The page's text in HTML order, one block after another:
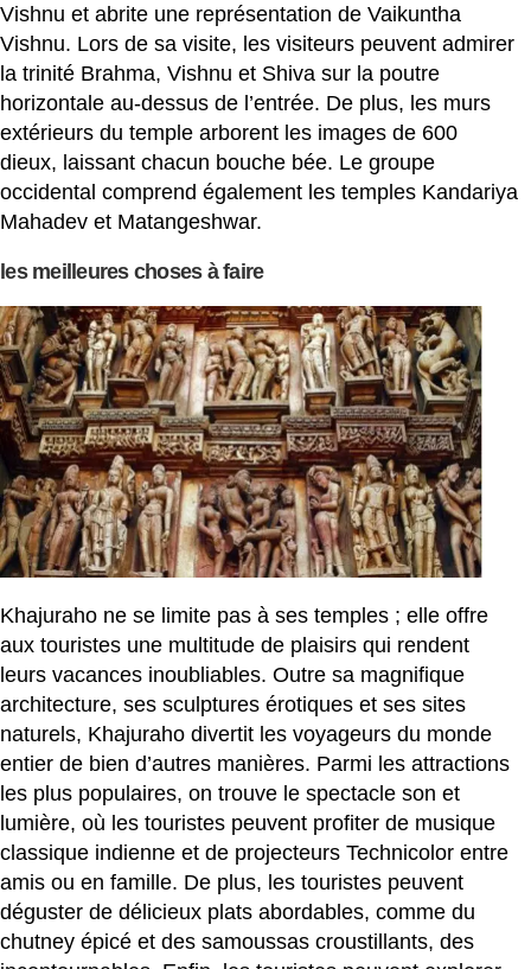
Vishnu et abrite une représentation de Vaikuntha
Vishnu. Lors de sa visite, les visiteurs peuvent admirer
la trinité Brahma, Vishnu et Shiva sur la poutre
horizontale au-dessus de l’entrée. De plus, les murs
extérieurs du temple arborent les images de 600
dieux, laissant chacun bouche bée. Le groupe
occidental comprend également les temples Kandariya
Mahadev et Matangeshwar.
les meilleures choses à faire
Khajuraho ne se limite pas à ses temples ; elle offre
aux touristes une multitude de plaisirs qui rendent
leurs vacances inoubliables. Outre sa magnifique
architecture, ses sculptures érotiques et ses sites
naturels, Khajuraho divertit les voyageurs du monde
entier de bien d’autres manières. Parmi les attractions
les plus populaires, on trouve le spectacle son et
lumière, où les touristes peuvent profiter de musique
classique indienne et de projecteurs Technicolor entre
amis ou en famille. De plus, les touristes peuvent
déguster de délicieux plats abordables, comme du
chutney épicé et des samoussas croustillants, des